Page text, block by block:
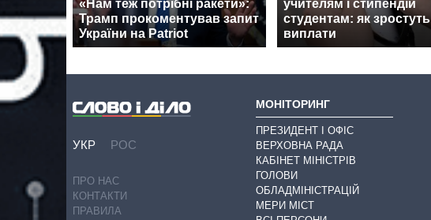
«Нам теж потрібні ракети»:
Трамп прокоментував запит
України на Patriot
учителям і стипендій
студентам: як зростуть
виплати
УКР РОС
ПРО НАС
КОНТАКТИ
ПРАВИЛА
МОНІТОРИНГ
ПРЕЗИДЕНТ І ОФІС
ВЕРХОВНА РАДА
КАБІНЕТ МІНІСТРІВ
ГОЛОВИ
ОБЛАДМІНІСТРАЦІЙ
МЕРИ МІСТ